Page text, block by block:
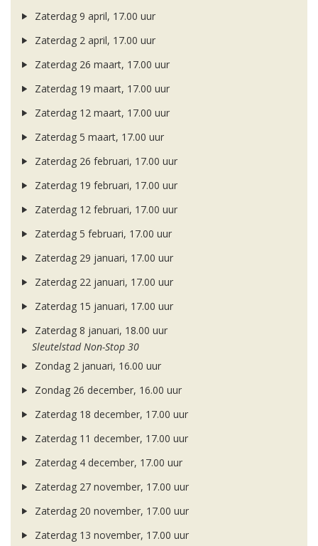
Zaterdag 9 april, 17.00 uur
Zaterdag 2 april, 17.00 uur
Zaterdag 26 maart, 17.00 uur
Zaterdag 19 maart, 17.00 uur
Zaterdag 12 maart, 17.00 uur
Zaterdag 5 maart, 17.00 uur
Zaterdag 26 februari, 17.00 uur
Zaterdag 19 februari, 17.00 uur
Zaterdag 12 februari, 17.00 uur
Zaterdag 5 februari, 17.00 uur
Zaterdag 29 januari, 17.00 uur
Zaterdag 22 januari, 17.00 uur
Zaterdag 15 januari, 17.00 uur
Zaterdag 8 januari, 18.00 uur
Sleutelstad Non-Stop 30
Zondag 2 januari, 16.00 uur
Zondag 26 december, 16.00 uur
Zaterdag 18 december, 17.00 uur
Zaterdag 11 december, 17.00 uur
Zaterdag 4 december, 17.00 uur
Zaterdag 27 november, 17.00 uur
Zaterdag 20 november, 17.00 uur
Zaterdag 13 november, 17.00 uur